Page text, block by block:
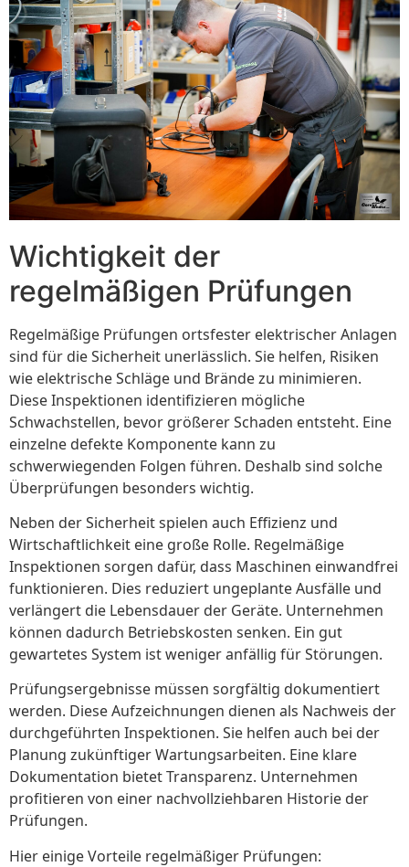
Wichtigkeit der
regelmäßigen Prüfungen
Regelmäßige Prüfungen ortsfester elektrischer Anlagen
sind für die Sicherheit unerlässlich. Sie helfen, Risiken
wie elektrische Schläge und Brände zu minimieren.
Diese Inspektionen identifizieren mögliche
Schwachstellen, bevor größerer Schaden entsteht. Eine
einzelne defekte Komponente kann zu
schwerwiegenden Folgen führen. Deshalb sind solche
Überprüfungen besonders wichtig.
Neben der Sicherheit spielen auch Effizienz und
Wirtschaftlichkeit eine große Rolle. Regelmäßige
Inspektionen sorgen dafür, dass Maschinen einwandfrei
funktionieren. Dies reduziert ungeplante Ausfälle und
verlängert die Lebensdauer der Geräte. Unternehmen
können dadurch Betriebskosten senken. Ein gut
gewartetes System ist weniger anfällig für Störungen.
Prüfungsergebnisse müssen sorgfältig dokumentiert
werden. Diese Aufzeichnungen dienen als Nachweis der
durchgeführten Inspektionen. Sie helfen auch bei der
Planung zukünftiger Wartungsarbeiten. Eine klare
Dokumentation bietet Transparenz. Unternehmen
profitieren von einer nachvollziehbaren Historie der
Prüfungen.
Hier einige Vorteile regelmäßiger Prüfungen: